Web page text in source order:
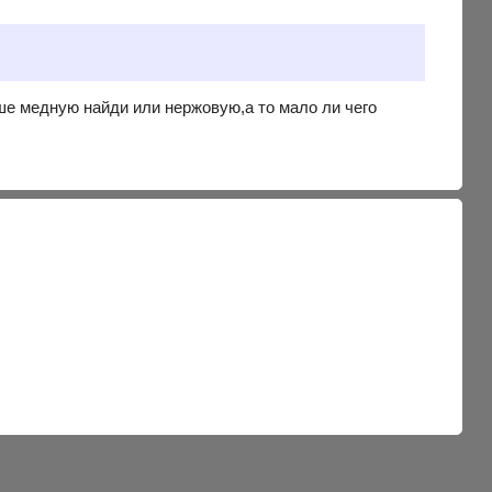
медную найди или нержовую,а то мало ли чего